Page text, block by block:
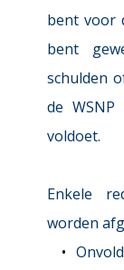
bent voor
bent
schulden
de
voldoet.
Enkele
worden